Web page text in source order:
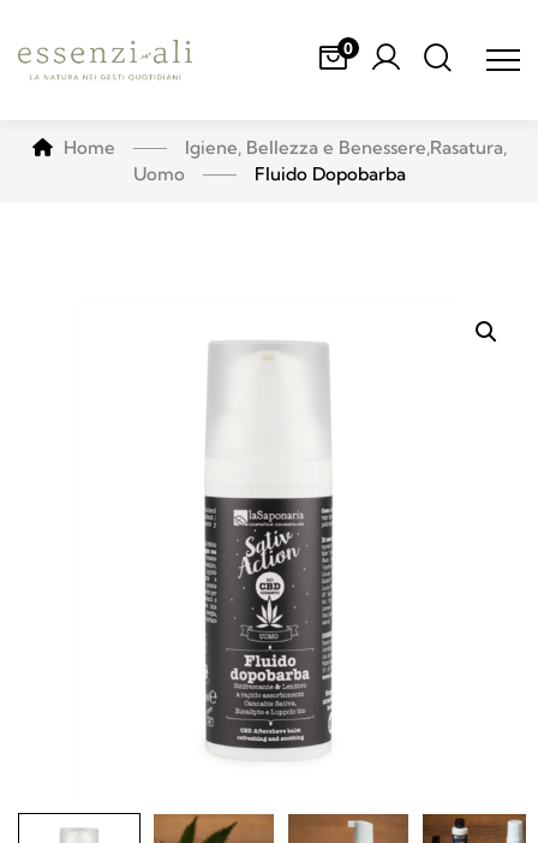
0
Home Igiene, Bellezza e Benessere,Rasatura,
Uomo
Fluido Dopobarba